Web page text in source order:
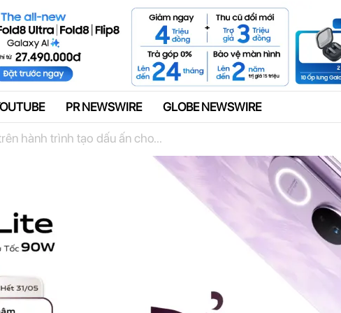
Quảng cáo
PR NEWSWIRE GLOBE NEWSWIRE
hành trình tạo dấu ấn cho...